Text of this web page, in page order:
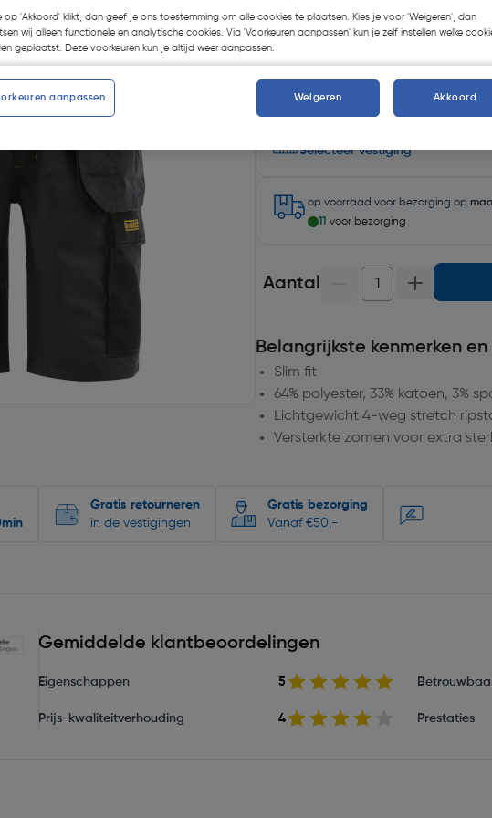
Kies productvariant(5)
Selecteer winkel - Bekijk
Selecteer vestiging
op voorraad voor bezorging op
11 voor bezorging
Aantal
Belangrijkste kenmerken
Slim fit
64% polyester, 33% katoen, 3%
Lichtgewicht 4-weg stretch
Versterkte zomen voor extra
Gratis retourneren
in de vestigingen
Gratis bezorging
Vanaf €50,-
Gemiddelde klantbeoordelingen
Eigenschappen 5
Prijs-kwaliteitverhouding 4 Prestaties
op 'Akkoord' klikt, dan geef je ons toestemming om alle cookies te plaatsen. Kies je voor 'Weigeren', dan
wij alleen functionele en analytische cookies. Via 'Voorkeuren aanpassen' kun je zelf instellen welke
geplaatst. Deze voorkeuren kun je altijd weer aanpassen.
aanpassen Weigeren Akkoord